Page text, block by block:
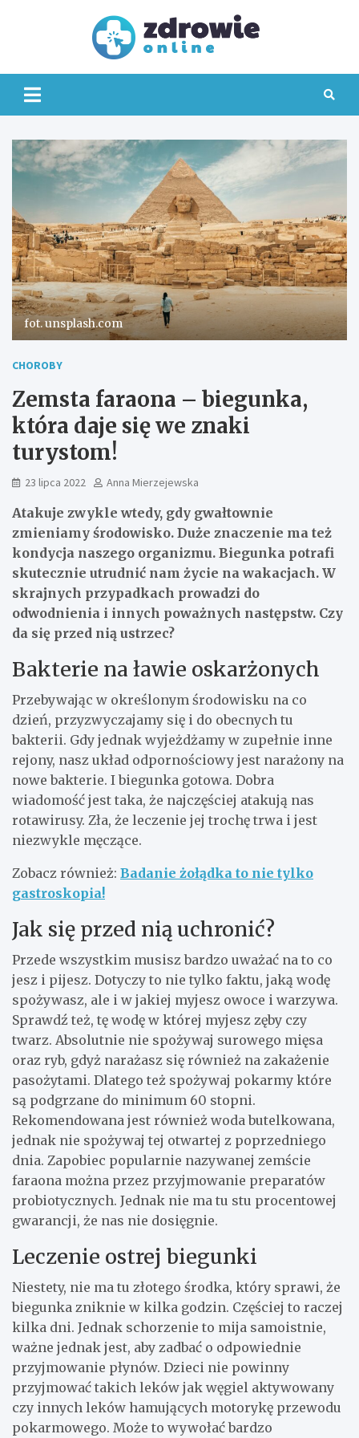
Online
fot. unsplash.com
CHOROBY
Zemsta faraona – biegunka,
która daje się we znaki
turystom!
23 lipca 2022 Anna Mierzejewska
Atakuje zwykle wtedy, gdy gwałtownie
zmieniamy środowisko. Duże znaczenie ma też
kondycja naszego organizmu. Biegunka potrafi
skutecznie utrudnić nam życie na wakacjach. W
skrajnych przypadkach prowadzi do
odwodnienia i innych poważnych następstw. Czy
da się przed nią ustrzec?
Bakterie na ławie oskarżonych
Przebywając w określonym środowisku na co
dzień, przyzwyczajamy się i do obecnych tu
bakterii. Gdy jednak wyjeżdżamy w zupełnie inne
rejony, nasz układ odpornościowy jest narażony na
nowe bakterie. I biegunka gotowa. Dobra
wiadomość jest taka, że najczęściej atakują nas
rotawirusy. Zła, że leczenie jej trochę trwa i jest
niezwykle męczące.
Zobacz również: Badanie żołądka to nie tylko
gastroskopia!
Jak się przed nią uchronić?
Przede wszystkim musisz bardzo uważać na to co
jesz i pijesz. Dotyczy to nie tylko faktu, jaką wodę
spożywasz, ale i w jakiej myjesz owoce i warzywa.
Sprawdź też, tę wodę w której myjesz zęby czy
twarz. Absolutnie nie spożywaj surowego mięsa
oraz ryb, gdyż narażasz się również na zakażenie
pasożytami. Dlatego też spożywaj pokarmy które
są podgrzane do minimum 60 stopni.
Rekomendowana jest również woda butelkowana,
jednak nie spożywaj tej otwartej z poprzedniego
dnia. Zapobiec popularnie nazywanej zemście
faraona można przez przyjmowanie preparatów
probiotycznych. Jednak nie ma tu stu procentowej
gwarancji, że nas nie dosięgnie.
Leczenie ostrej biegunki
Niestety, nie ma tu złotego środka, który sprawi, że
biegunka zniknie w kilka godzin. Częściej to raczej
kilka dni. Jednak schorzenie to mija samoistnie,
ważne jednak jest, aby zadbać o odpowiednie
przyjmowanie płynów. Dzieci nie powinny
przyjmować takich leków jak węgiel aktywowany
czy innych leków hamujących motorykę przewodu
pokarmowego. Może to wywołać bardzo